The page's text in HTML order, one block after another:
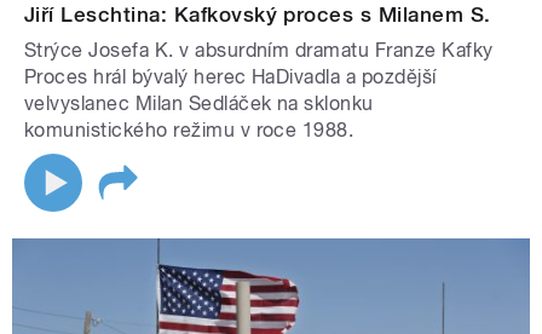
Jiří Leschtina: Kafkovský proces s Milanem S.
Strýce Josefa K. v absurdním dramatu Franze Kafky
Proces hrál bývalý herec HaDivadla a pozdější
velvyslanec Milan Sedláček na sklonku
komunistického režimu v roce 1988.